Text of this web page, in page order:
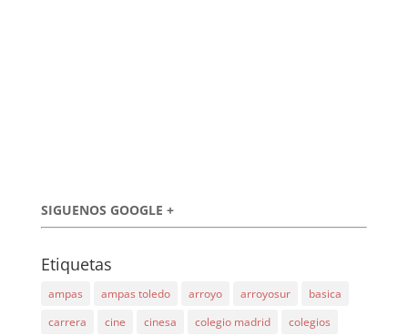
SIGUENOS GOOGLE +
Etiquetas
ampas ampas toledo arroyo arroyosur
basica
carrera
cine cinesa colegio madrid
colegios